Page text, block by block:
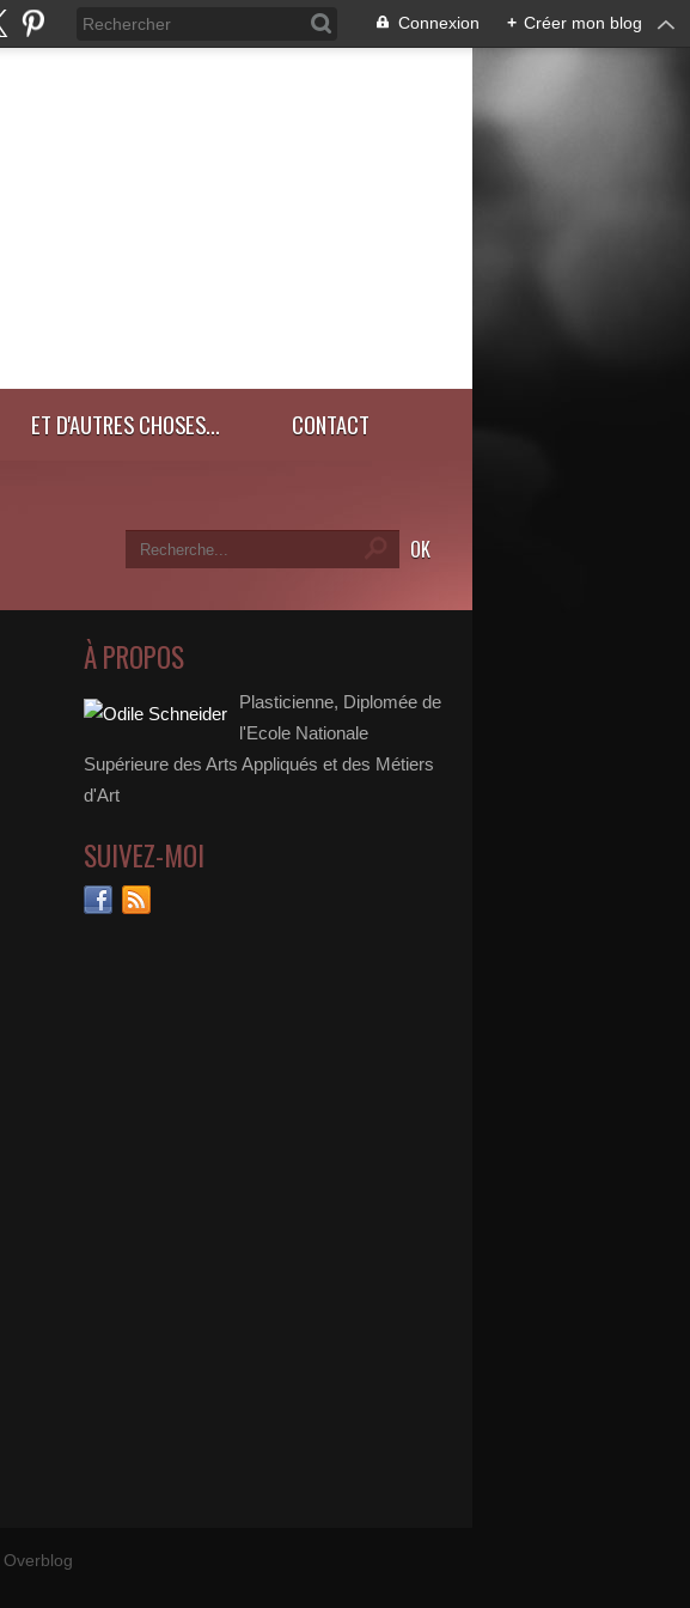
Connexion + Créer mon blog
ET D'AUTRES CHOSES... CONTACT
À PROPOS
Plasticienne, Diplomée de
l'Ecole Nationale
Supérieure des Arts Appliqués et des Métiers
d'Art
SUIVEZ-MOI
Overblog